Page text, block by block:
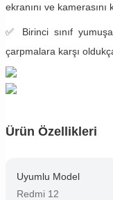
ekranını ve kamerasını
✅ Birinci sınıf
çarpmalara karşı
Ürün Özellikleri
Uyumlu Model
Redmi 12